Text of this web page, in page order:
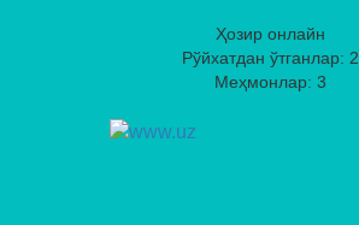
Ҳозир онлайн
Рўйхатдан ўтганлар: 2
Меҳмонлар: 3